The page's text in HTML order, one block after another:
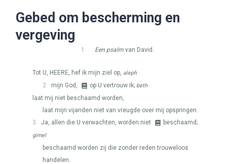
Gebed om bescherming en
vergeving
1 Een psalmvan David.
Tot U, HEERE, hef ik mijn ziel op, aleph
2 mijn God, op U vertrouw ik; beth
laat mij niet beschaamd worden,
laat mijn vijanden niet van vreugde over mij opspringen.
3
Ja, allen die U verwachten, worden niet beschaamd;
gimel
beschaamd worden zij die zonder reden trouweloos
handelen.